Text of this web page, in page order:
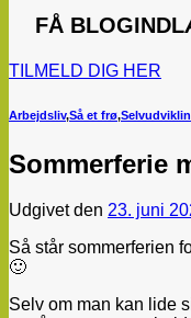
FÅ
TILMELD DIG HER
Arbejdsliv,Så et frø,
Sommerferie
Udgivet den 23. juni
Så står sommerferien
🙂
Selv om man kan lide